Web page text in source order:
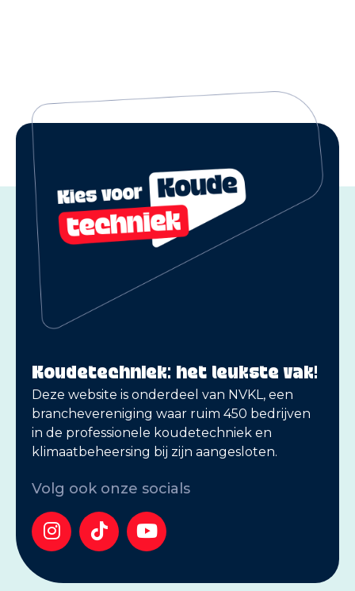
Koudetechniek: het leukste vak!
Deze website is onderdeel van NVKL, een
branchevereniging waar ruim 450 bedrijven
in de professionele koudetechniek en
klimaatbeheersing bij zijn aangesloten.
Volg ook onze socials